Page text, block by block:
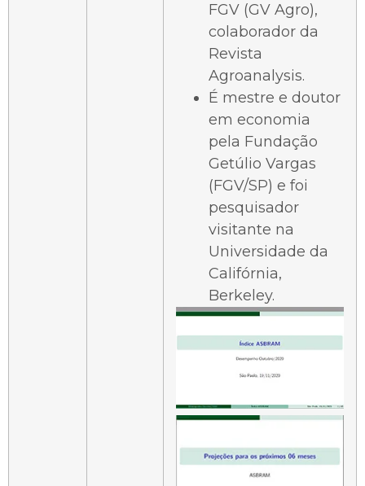
FGV (GV Agro),
colaborador da
Revista
Agroanalysis.
É mestre e doutor
em economia
pela Fundação
Getúlio Vargas
(FGV/SP) e foi
pesquisador
visitante na
Universidade da
Califórnia,
Berkeley.